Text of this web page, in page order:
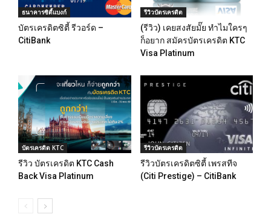
ธนาคารซิตี้แบงก์
บัตรเครดิตซิตี้ รีวอร์ด –
CitiBank
รีวิวบัตรเครดิต
(รีวิว) เคยสงสัยมั๊ย ทำไมใครๆ
ก็อยาก สมัครบัตรเครดิต KTC
Visa Platinum
บัตรเครดิต KTC
รีวิว บัตรเครดิต KTC Cash
Back Visa Platinum
รีวิวบัตรเครดิต
รีวิวบัตรเครดิตซิตี้ เพรสทีจ
(Citi Prestige) – CitiBank